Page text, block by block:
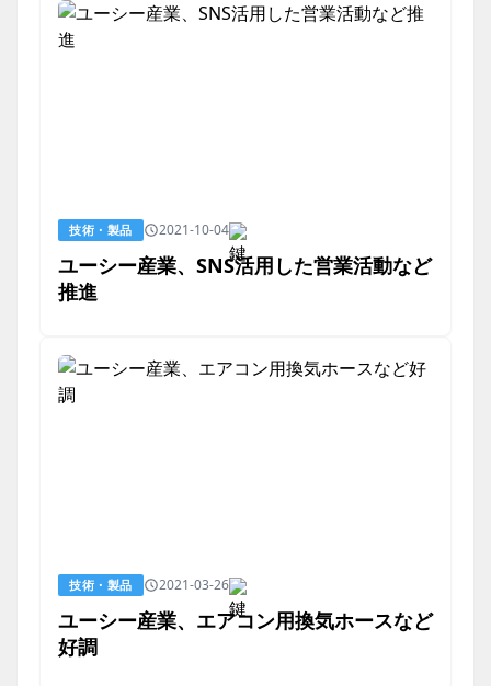
技術・製品 2021-10-04
ユーシー産業、SNS活用した営業活動など
推進
技術・製品 2021-03-26
ユーシー産業、エアコン用換気ホースなど
好調